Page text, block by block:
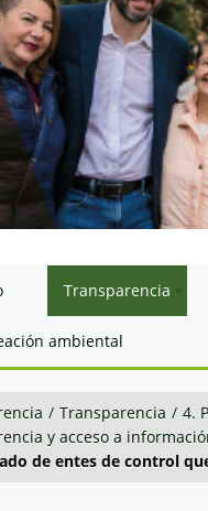
Transparencia
ambiental
/ Transparencia / 4.
y acceso a
de entes de control